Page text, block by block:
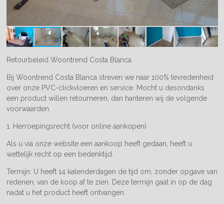
Retourbeleid Woontrend Costa Blanca
Bij Woontrend Costa Blanca streven we naar 100% tevredenheid
over onze PVC-clickvloeren en service. Mocht u desondanks
een product willen retourneren, dan hanteren wij de volgende
voorwaarden.
1. Herroepingsrecht (voor online aankopen)
Als u via onze website een aankoop heeft gedaan, heeft u
wettelijk recht op een bedenktijd.
Termijn: U heeft 14 kalenderdagen de tijd om, zonder opgave van
redenen, van de koop af te zien. Deze termijn gaat in op de dag
nadat u het product heeft ontvangen.